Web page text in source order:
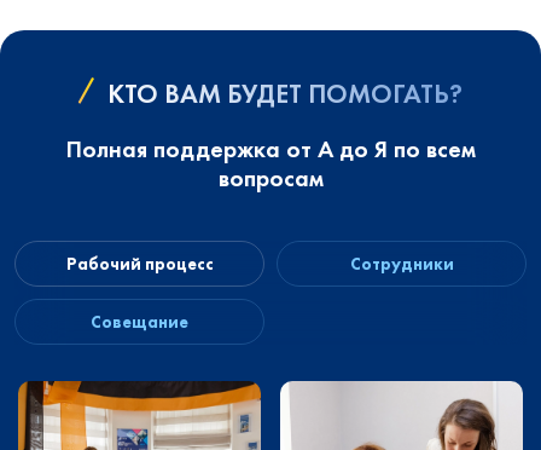
КТО ВАМ БУДЕТ ПОМОГАТЬ?
Полная поддержка от А до Я по всем
вопросам
Рабочий процесс Сотрудники
Совещание